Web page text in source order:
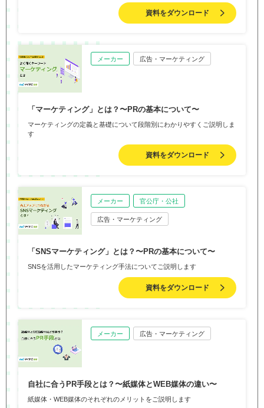
資料をダウンロード
メーカー 広告・マーケティング
「マーケティング」とは？〜PRの基本について〜
マーケティングの定義と基礎について段階別にわかりやすくご説明しま
す
資料をダウンロード
メーカー 官公庁・公社
広告・マーケティング
「SNSマーケティング」とは？〜PRの基本について〜
SNSを活用したマーケティング手法についてご説明します
資料をダウンロード
メーカー 広告・マーケティング
自社に合うPR手段とは？〜紙媒体とWEB媒体の違い〜
紙媒体・WEB媒体のそれぞれのメリットをご説明します